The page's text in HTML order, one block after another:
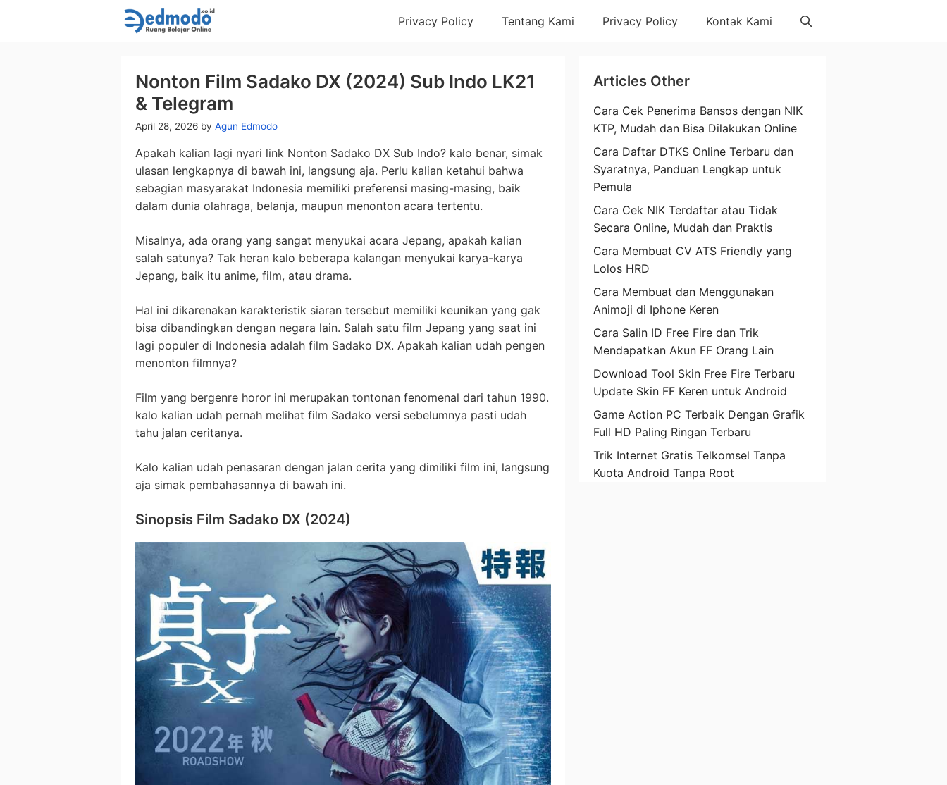
Privacy Policy Tentang Kami Privacy Policy Kontak Kami
Nonton Film Sadako DX (2024) Sub Indo LK21
& Telegram
April 28, 2026 by Agun Edmodo
Apakah kalian lagi nyari link Nonton Sadako DX Sub Indo? kalo benar, simak
ulasan lengkapnya di bawah ini, langsung aja. Perlu kalian ketahui bahwa
sebagian masyarakat Indonesia memiliki preferensi masing-masing, baik
dalam dunia olahraga, belanja, maupun menonton acara tertentu.
Misalnya, ada orang yang sangat menyukai acara Jepang, apakah kalian
salah satunya? Tak heran kalo beberapa kalangan menyukai karya-karya
Jepang, baik itu anime, film, atau drama.
Hal ini dikarenakan karakteristik siaran tersebut memiliki keunikan yang gak
bisa dibandingkan dengan negara lain. Salah satu film Jepang yang saat ini
lagi populer di Indonesia adalah film Sadako DX. Apakah kalian udah pengen
menonton filmnya?
Film yang bergenre horor ini merupakan tontonan fenomenal dari tahun 1990.
kalo kalian udah pernah melihat film Sadako versi sebelumnya pasti udah
tahu jalan ceritanya.
Kalo kalian udah penasaran dengan jalan cerita yang dimiliki film ini, langsung
aja simak pembahasannya di bawah ini.
Sinopsis Film Sadako DX (2024)
Articles Other
Cara Cek Penerima Bansos dengan NIK
KTP, Mudah dan Bisa Dilakukan Online
Cara Daftar DTKS Online Terbaru dan
Syaratnya, Panduan Lengkap untuk
Pemula
Cara Cek NIK Terdaftar atau Tidak
Secara Online, Mudah dan Praktis
Cara Membuat CV ATS Friendly yang
Lolos HRD
Cara Membuat dan Menggunakan
Animoji di Iphone Keren
Cara Salin ID Free Fire dan Trik
Mendapatkan Akun FF Orang Lain
Download Tool Skin Free Fire Terbaru
Update Skin FF Keren untuk Android
Game Action PC Terbaik Dengan Grafik
Full HD Paling Ringan Terbaru
Trik Internet Gratis Telkomsel Tanpa
Kuota Android Tanpa Root